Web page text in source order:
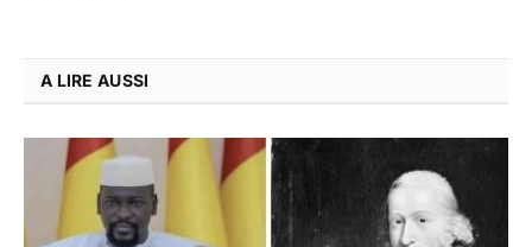
A LIRE AUSSI